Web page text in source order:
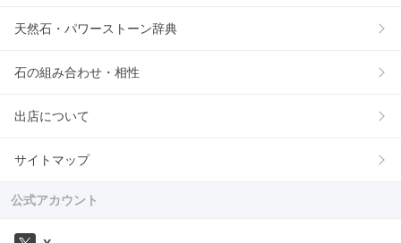
天然石・パワーストーン辞典
石の組み合わせ・相性
出店について
サイトマップ
公式アカウント